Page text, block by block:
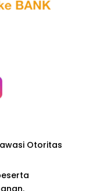
Otoritas